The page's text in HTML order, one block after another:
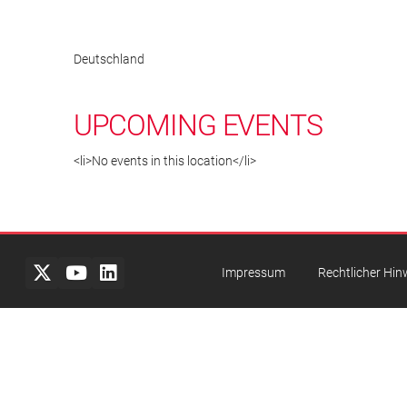
Deutschland
UPCOMING EVENTS
<li>No events in this location</li>
Impressum Rechtlicher